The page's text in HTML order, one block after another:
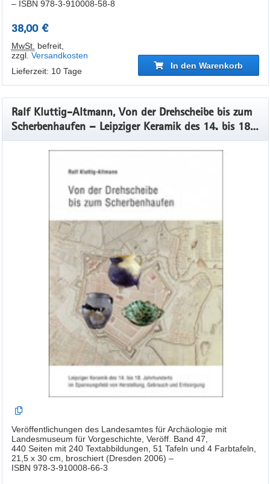
– ISBN 978-3-910008-58-8
38,00 €
MwSt. befreit,
zzgl. Versandkosten
Lieferzeit: 10 Tage
In den Warenkorb
Ralf Kluttig-Altmann, Von der Drehscheibe bis zum
Scherbenhaufen – Leipziger Keramik des 14. bis 18.
Jahrhunderts im Spannungsfeld von Herstellung,
Gebrauch und Entsorgung Veröff. Band 47
Veröffentlichungen des Landesamtes für Archäologie mit
Landesmuseum für Vorgeschichte, Veröff. Band 47,
440 Seiten mit 240 Textabbildungen, 51 Tafeln und 4 Farbtafeln,
21,5 x 30 cm, broschiert (Dresden 2006) –
ISBN 978-3-910008-66-3